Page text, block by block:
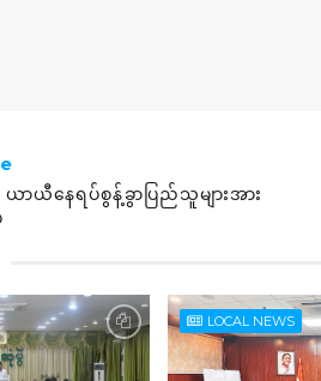
ယီနေရပ်စွန့်ခွာပြည်သူများအား
LOCAL NEWS